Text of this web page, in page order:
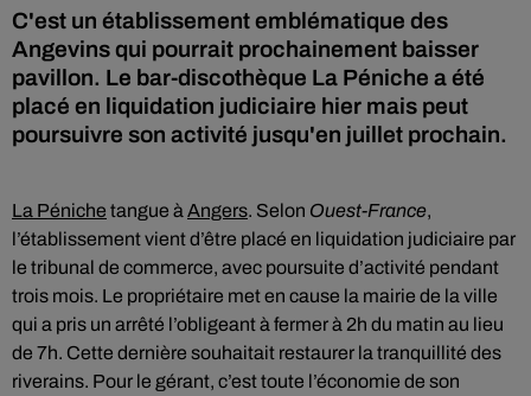
C'est un établissement emblématique des
Angevins qui pourrait prochainement baisser
pavillon. Le bar-discothèque La Péniche a été
placé en liquidation judiciaire hier mais peut
poursuivre son activité jusqu'en juillet prochain.
La Péniche tangue à Angers. Selon Ouest-France,
l’établissement vient d’être placé en liquidation judiciaire par
le tribunal de commerce, avec poursuite d’activité pendant
trois mois. Le propriétaire met en cause la mairie de la ville
qui a pris un arrêté l’obligeant à fermer à 2h du matin au lieu
de 7h. Cette dernière souhaitait restaurer la tranquillité des
riverains. Pour le gérant, c’est toute l’économie de son